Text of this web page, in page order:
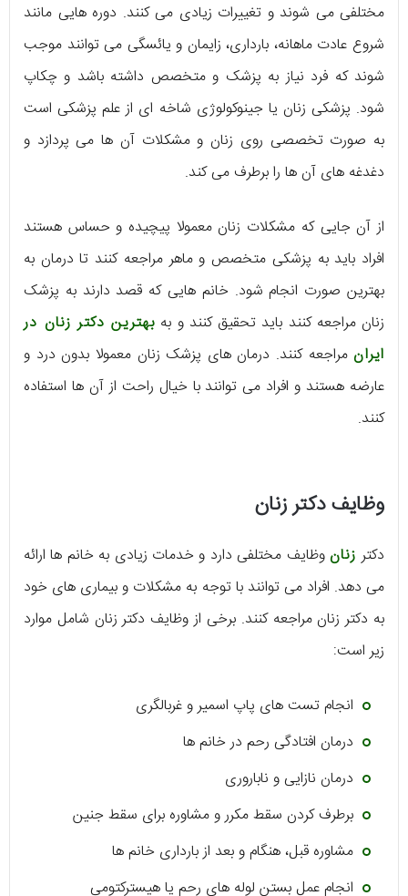
مختلفی می شوند و تغییرات زیادی می کنند. دوره هایی مانند
شروع عادت ماهانه، بارداری، زایمان و یائسگی می توانند موجب
شوند که فرد نیاز به پزشک و متخصص داشته باشد و چکاپ
شود. پزشکی زنان یا جینوکولوژی شاخه ای از علم پزشکی است
به صورت تخصصی روی زنان و مشکلات آن ها می پردازد و
دغدغه های آن ها را برطرف می کند.
از آن جایی که مشکلات زنان معمولا پیچیده و حساس هستند
افراد باید به پزشکی متخصص و ماهر مراجعه کنند تا درمان به
بهترین صورت انجام شود. خانم هایی که قصد دارند به پزشک
زنان مراجعه کنند باید تحقیق کنند و به بهترین دکتر زنان در
ایرانمراجعه کنند. درمان های پزشک زنان معمولا بدون درد و
عارضه هستند و افراد می توانند با خیال راحت از آن ها استفاده
کنند.
وظایف دکتر زنان
دکتر زنانوظایف مختلفی دارد و خدمات زیادی به خانم ها ارائه
می دهد. افراد می توانند با توجه به مشکلات و بیماری های خود
به دکتر زنان مراجعه کنند. برخی از وظایف دکتر زنان شامل موارد
زیر است:
انجام تست های پاپ اسمیر و غربالگری
درمان افتادگی رحم در خانم ها
درمان نازایی و ناباروری
برطرف کردن سقط مکرر و مشاوره برای سقط جنین
مشاوره قبل، هنگام و بعد از بارداری خانم ها
انجام عمل بستن لوله های رحم یا هیسترکتومی